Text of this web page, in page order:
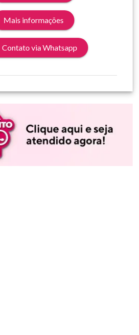
Mais informações
Contato via Whatsapp